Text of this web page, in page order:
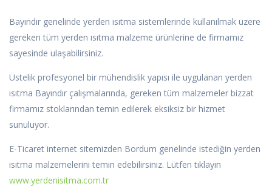
Bayındır genelinde yerden ısıtma sistemlerinde kullanılmak üzere
gereken tüm yerden ısıtma malzeme ürünlerine de firmamız
sayesinde ulaşabilirsiniz.
Üstelik profesyonel bir mühendislik yapısı ile uygulanan yerden
ısıtma Bayındır çalışmalarında, gereken tüm malzemeler bizzat
firmamız stoklarından temin edilerek eksiksiz bir hizmet
sunuluyor.
E-Ticaret internet sitemizden Bordum genelinde istediğin yerden
ısıtma malzemelerini temin edebilirsiniz. Lütfen tıklayın
www.yerdenisitma.com.tr